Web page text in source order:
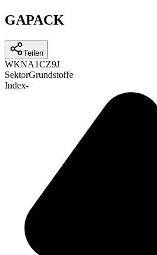
GAPACK
Teilen
WKNA1CZ9J
SektorGrundstoffe
Index-